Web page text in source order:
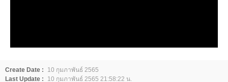
Create Date :
10 กุมภาพันธ์ 2565
Last Update :
10 กุมภาพันธ์ 2565 21:58:22 น.